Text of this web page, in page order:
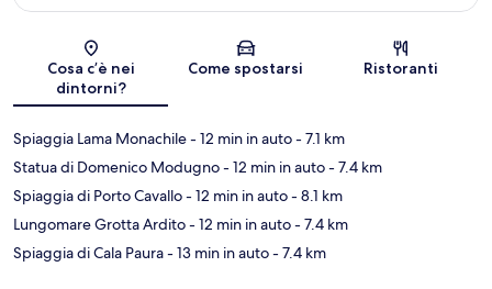
Mappa
Cosa c’è nei
dintorni?
Come spostarsi Ristoranti
Spiaggia Lama Monachile- 12 min in auto- 7.1 km
Statua di Domenico Modugno- 12 min in auto- 7.4 km
Spiaggia di Porto Cavallo- 12 min in auto- 8.1 km
Lungomare Grotta Ardito- 12 min in auto- 7.4 km
Spiaggia di Cala Paura- 13 min in auto- 7.4 km